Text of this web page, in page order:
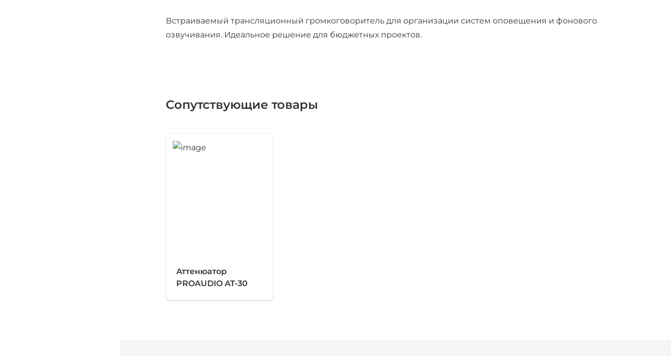
Встраиваемый трансляционный громкоговоритель для организации систем оповещения и фонового
озвучивания. Идеальное решение для бюджетных проектов.
Сопутствующие товары
Аттенюатор
PROAUDIO AT-30